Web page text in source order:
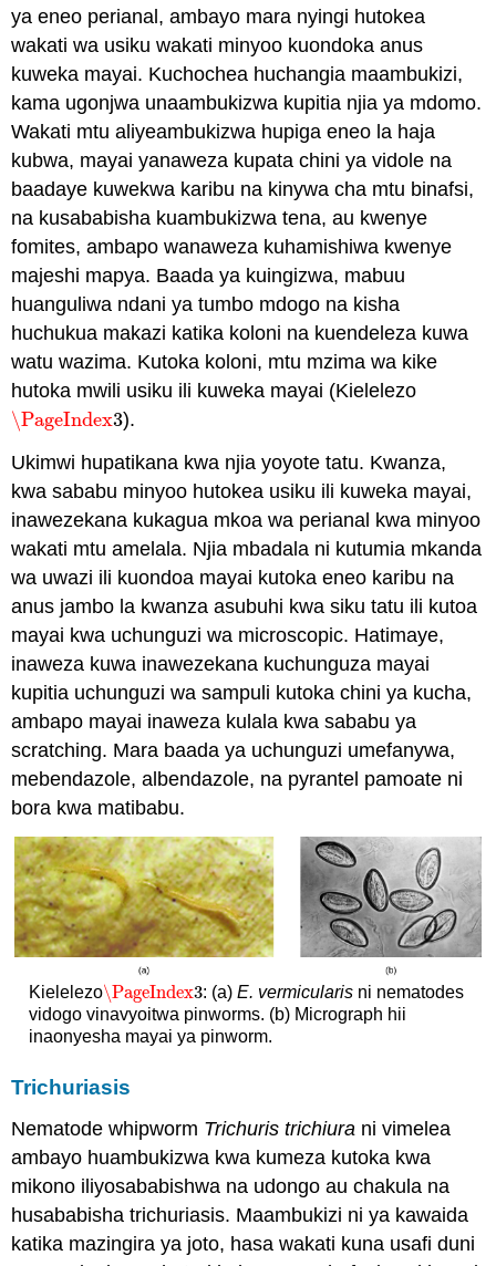
ya eneo perianal, ambayo mara nyingi hutokea
wakati wa usiku wakati minyoo kuondoka anus
kuweka mayai. Kuchochea huchangia maambukizi,
kama ugonjwa unaambukizwa kupitia njia ya mdomo.
Wakati mtu aliyeambukizwa hupiga eneo la haja
kubwa, mayai yanaweza kupata chini ya vidole na
baadaye kuwekwa karibu na kinywa cha mtu binafsi,
na kusababisha kuambukizwa tena, au kwenye
fomites, ambapo wanaweza kuhamishiwa kwenye
majeshi mapya. Baada ya kuingizwa, mabuu
huanguliwa ndani ya tumbo mdogo na kisha
huchukua makazi katika koloni na kuendeleza kuwa
watu wazima. Kutoka koloni, mtu mzima wa kike
hutoka mwili usiku ili kuweka mayai (Kielelezo
\PageIndex3
\PageIndex3).
Ukimwi hupatikana kwa njia yoyote tatu. Kwanza,
kwa sababu minyoo hutokea usiku ili kuweka mayai,
inawezekana kukagua mkoa wa perianal kwa minyoo
wakati mtu amelala. Njia mbadala ni kutumia mkanda
wa uwazi ili kuondoa mayai kutoka eneo karibu na
anus jambo la kwanza asubuhi kwa siku tatu ili kutoa
mayai kwa uchunguzi wa microscopic. Hatimaye,
inaweza kuwa inawezekana kuchunguza mayai
kupitia uchunguzi wa sampuli kutoka chini ya kucha,
ambapo mayai inaweza kulala kwa sababu ya
scratching. Mara baada ya uchunguzi umefanywa,
mebendazole, albendazole, na pyrantel pamoate ni
bora kwa matibabu.
Kielelezo\PageIndex3
\PageIndex3: (a)E. vermicularis ni nematodes
vidogo vinavyoitwa pinworms. (b) Micrograph hii
inaonyesha mayai ya pinworm.
Trichuriasis
Nematode whipworm Trichuris trichiura ni vimelea
ambayo huambukizwa kwa kumeza kutoka kwa
mikono iliyosababishwa na udongo au chakula na
husababisha trichuriasis. Maambukizi ni ya kawaida
katika mazingira ya joto, hasa wakati kuna usafi duni